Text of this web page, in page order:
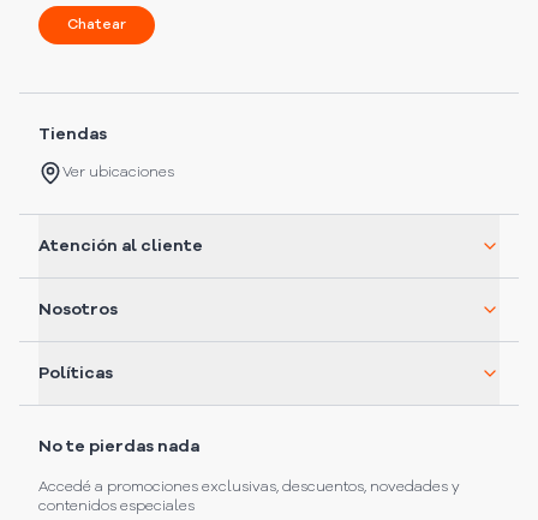
Chatear
Tiendas
Ver ubicaciones
Atención al cliente
Nosotros
Políticas
No te pierdas nada
Accedé a promociones exclusivas, descuentos, novedades y
contenidos especiales